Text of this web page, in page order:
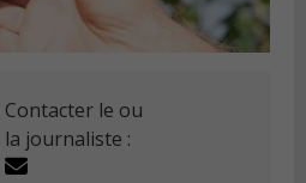
Contacter le ou
la journaliste :